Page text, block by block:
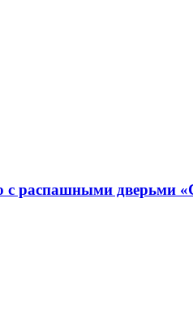
распашными дверьми